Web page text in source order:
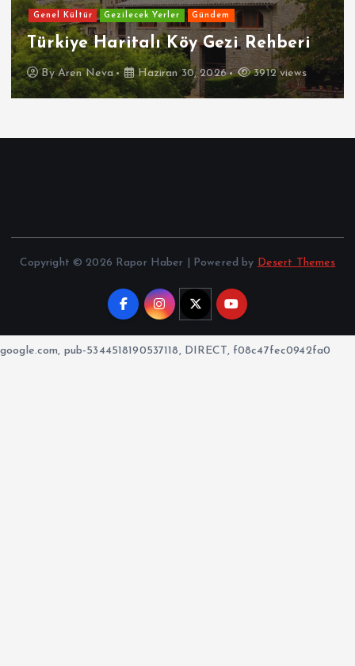
Genel Kültür Gezilecek Yerler Gündem
Türkiye Haritalı Köy Gezi Rehberi
ByAren Neva Haziran 30, 2026 3912 views
Copyright © 2026 Rapor Haber | Powered by Desert Themes
google.com, pub-5344518190537118, DIRECT, f08c47fec0942fa0